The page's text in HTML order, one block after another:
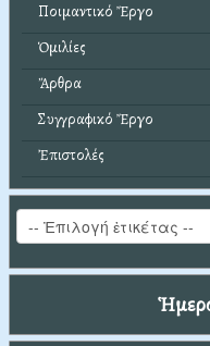
Ποιμαντικό Ἔργο
Ὁμιλίες
Ἄρθρα
Συγγραφικό Ἔργο
Ἐπιστολές